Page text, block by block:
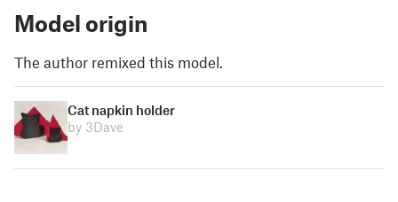
Model origin
The author remixed this model.
Cat napkin holder
by 3Dave